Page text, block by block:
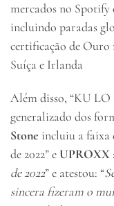
mercados no Spotify
incluindo paradas
certificação de Ouro
Suíça e Irlanda
Além disso, “KU LO
generalizado dos
Stone incluiu a faixa
de 2022” e UPROXX
de 2022” e atestou: “
sincera fizeram o